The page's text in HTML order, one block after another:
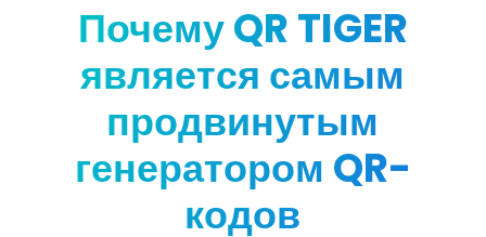
Почему QR TIGER
является самым
продвинутым
генератором QR-
кодов